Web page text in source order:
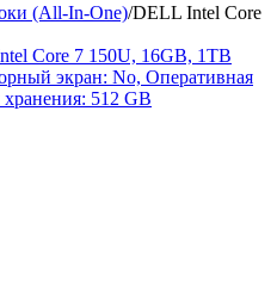
(All-In-One)/DELL Intel Core